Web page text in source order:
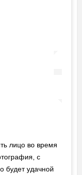
лицо во время
с
будет удачной